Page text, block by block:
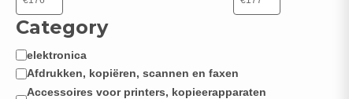
Category
Categorie
elektronica
Afdrukken, kopiëren, scannen en faxen
Accessoires voor printers, kopieerapparaten